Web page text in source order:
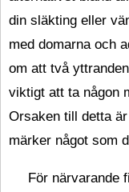
din släkting eller
med domarna och
om att två
viktigt att ta någon
Orsaken till detta
märker något som
För närvarande